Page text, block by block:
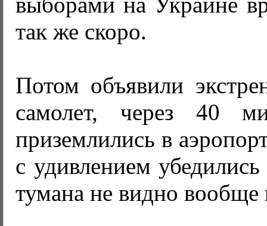
так же скоро.
Потом объявили
самолет, через 40
приземлились в
с удивлением
тумана не видно вообще